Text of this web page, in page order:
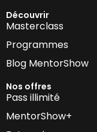
Découvrir
Masterclass
Programmes
Blog MentorShow
Nos offres
Pass illimité
MentorShow+